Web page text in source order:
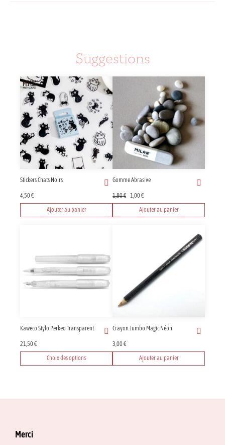
Suggestions
Stickers Chats Noirs
4,50€
Ajouter au panier
Gomme Abrasive
1,80€ Le
prix
initial
1,00€Le
prix
actuel
Ajouter au panier
Kaweco Stylo Perkeo Transparent
21,50€
Choix des options
options
Crayon Jumbo Magic Néon
3,00€
Ajouter au panier
Merci